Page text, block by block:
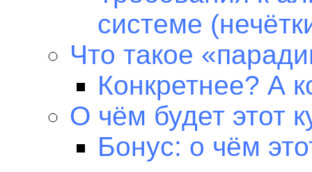
системе
Что такое
Конкретнее? А
О чём будет этот
Бонус: о чём